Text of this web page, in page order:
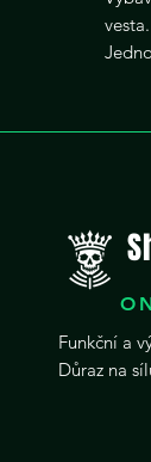
Funkční a
Důraz na